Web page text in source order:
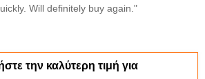
Will definitely buy again."
την καλύτερη τιμή για